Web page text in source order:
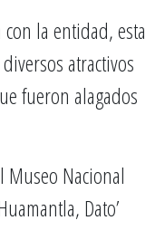
la entidad, esta
atractivos
fueron alagados
Nacional
Dato’